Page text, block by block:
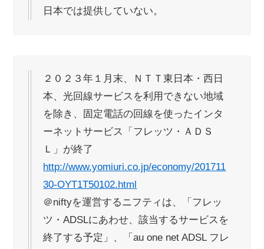
日本では提供していない。
２０２３年１月末、ＮＴＴ東日本・西日
本、光回線サービスを利用できない地域
を除き、固定電話の回線を使ったインタ
ーネットサービス「フレッツ・ＡＤＳ
Ｌ」が終了
http://www.yomiuri.co.jp/economy/201711
30-OYT1T50102.html
＠niftyを運営するニフティは、「フレッ
ツ・ADSLにあわせ、該当するサービスを
終了する予定」、「au one net ADSL フレ